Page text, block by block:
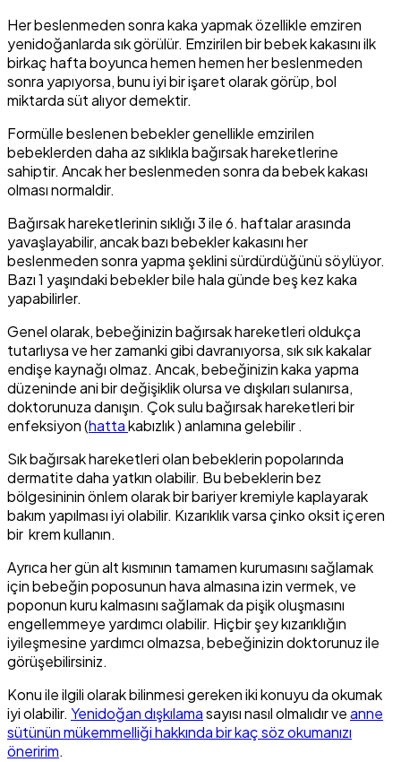
Her beslenmeden sonra kaka yapmak özellikle emziren
yenidoğanlarda sık görülür. Emzirilen bir bebek kakasını ilk
birkaç hafta boyunca hemen hemen her beslenmeden
sonra yapıyorsa, bunu iyi bir işaret olarak görüp, bol
miktarda süt alıyor demektir.
Formülle beslenen bebekler genellikle emzirilen
bebeklerden daha az sıklıkla bağırsak hareketlerine
sahiptir. Ancak her beslenmeden sonra da bebek kakası
olması normaldir.
Bağırsak hareketlerinin sıklığı 3 ile 6. haftalar arasında
yavaşlayabilir, ancak bazı bebekler kakasını her
beslenmeden sonra yapma şeklini sürdürdüğünü söylüyor.
Bazı 1 yaşındaki bebekler bile hala günde beş kez kaka
yapabilirler.
Genel olarak, bebeğinizin bağırsak hareketleri oldukça
tutarlıysa ve her zamanki gibi davranıyorsa, sık sık kakalar
endişe kaynağı olmaz. Ancak, bebeğinizin kaka yapma
düzeninde ani bir değişiklik olursa ve dışkıları sulanırsa,
doktorunuza danışın. Çok sulu bağırsak hareketleri bir
enfeksiyon (hattakabızlık ) anlamına gelebilir .
Sık bağırsak hareketleri olan bebeklerin popolarında
dermatite daha yatkın olabilir. Bu bebeklerin bez
bölgesininin önlem olarak bir bariyer kremiyle kaplayarak
bakım yapılması iyi olabilir. Kızarıklık varsa çinko oksit içeren
bir krem kullanın.
Ayrıca her gün alt kısmının tamamen kurumasını sağlamak
için bebeğin poposunun hava almasına izin vermek, ve
poponun kuru kalmasını sağlamak da pişik oluşmasını
engellemmeye yardımcı olabilir. Hiçbir şey kızarıklığın
iyileşmesine yardımcı olmazsa, bebeğinizin doktorunuz ile
görüşebilirsiniz.
Konu ile ilgili olarak bilinmesi gereken iki konuyu da okumak
iyi olabilir. Yenidoğan dışkılamasayısı nasıl olmalıdır veanne
sütünün mükemmelliği hakkında bir kaç söz okumanızı
öneririm.